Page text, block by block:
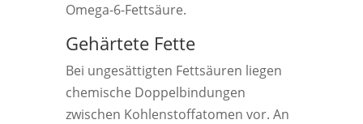
Omega-6-Fettsäure.
Gehärtete Fette
Bei ungesättigten Fettsäuren liegen
chemische Doppelbindungen
zwischen Kohlenstoffatomen vor. An